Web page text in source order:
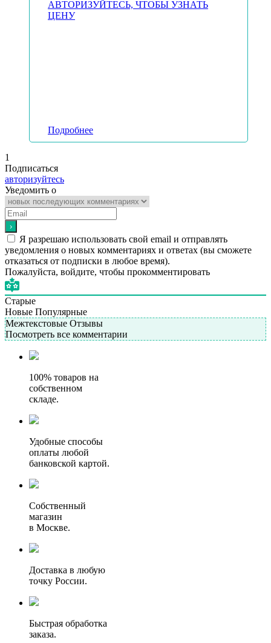
АВТОРИЗУЙТЕСЬ, ЧТОБЫ УЗНАТЬ
ЦЕНУ
Подробнее
1
Подписаться
авторизуйтесь
Уведомить о
Я разрешаю использовать свой email и отправлять
уведомления о новых комментариях и ответах (вы cможете
отказаться от подписки в любое время).
Пожалуйста, войдите, чтобы прокомментировать
Старые
Новые Популярные
Межтекстовые Отзывы
Посмотреть все комментарии
100% товаров на
собственном
складе.
Удобные способы
оплаты любой
банковской картой.
Собственный
магазин
в Москве.
Доставка в любую
точку России.
Быстрая обработка
заказа.